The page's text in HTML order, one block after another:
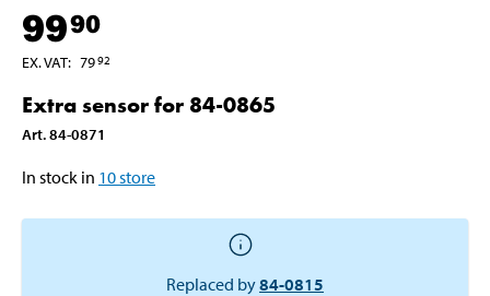
9990
EX. VAT: 7992
Extra sensor for 84-0865
Art.84-0871
In stock in 10store
Replaced by84-0815